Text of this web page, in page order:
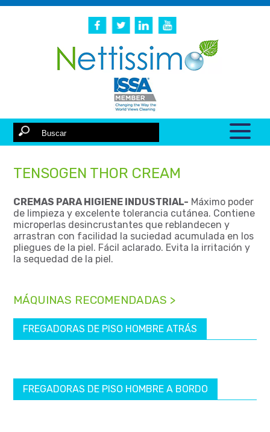
TENSOGEN THOR CREAM
CREMAS PARA HIGIENE INDUSTRIAL- Máximo poder
de limpieza y excelente tolerancia cutánea. Contiene
microperlas desincrustantes que reblandecen y
arrastran con facilidad la suciedad acumulada en los
pliegues de la piel. Fácil aclarado. Evita la irritación y
la sequedad de la piel.
MÁQUINAS RECOMENDADAS >
FREGADORAS DE PISO HOMBRE ATRÁS
FREGADORAS DE PISO HOMBRE A BORDO